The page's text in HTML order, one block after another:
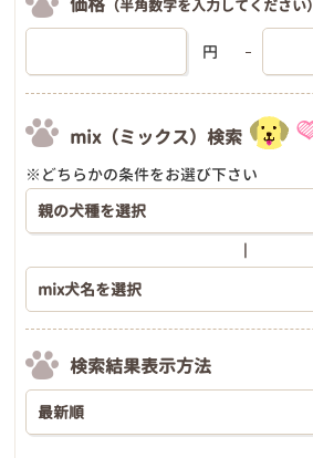
（半角数字を入力してください）
円
mix（ミックス）検索
※どちらかの条件をお選び下さい
検索結果表示方法